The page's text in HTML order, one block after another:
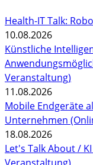
Health-IT Talk:
10.08.2026
Künstliche
Veranstaltung)
11.08.2026
Mobile Endgeräte
Unternehmen
18.08.2026
Let's Talk About /